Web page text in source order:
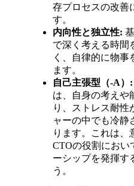
存プロセスの改善
す。
内向性と独立性:
で深く考える時間
く、自律的に物事
ます。
自己主張型（-A）:
は、自身の考えや
り、ストレス耐性
ャーの中でも冷静
ります。これは、
CTOの役割におい
ーシップを発揮す
う。